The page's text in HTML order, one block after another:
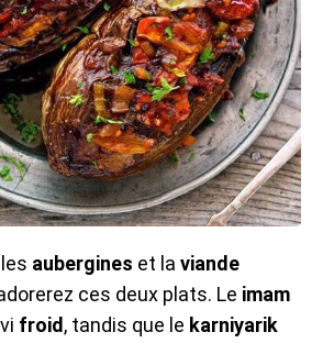
aubergines et la viande
ces deux plats. Le imam
froid, tandis que le karniyarik